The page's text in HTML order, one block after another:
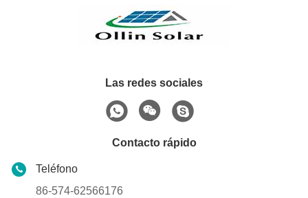
Las redes sociales
Contacto rápido
Teléfono
86-574-62566176